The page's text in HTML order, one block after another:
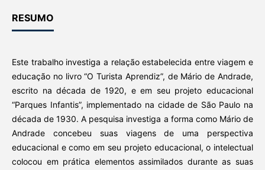
RESUMO
Este trabalho investiga a relação estabelecida entre viagem e
educação no livro “O Turista Aprendiz”, de Mário de Andrade,
escrito na década de 1920, e em seu projeto educacional
“Parques Infantis”, implementado na cidade de São Paulo na
década de 1930. A pesquisa investiga a forma como Mário de
Andrade concebeu suas viagens de uma perspectiva
educacional e como em seu projeto educacional, o intelectual
colocou em prática elementos assimilados durante as suas